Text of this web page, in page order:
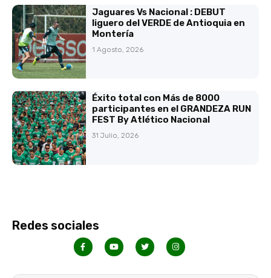
Jaguares Vs Nacional : DEBUT
liguero del VERDE de Antioquia en
Montería
1 Agosto, 2026
Éxito total con Más de 8000
participantes en el GRANDEZA RUN
FEST By Atlético Nacional
31 Julio, 2026
Redes sociales